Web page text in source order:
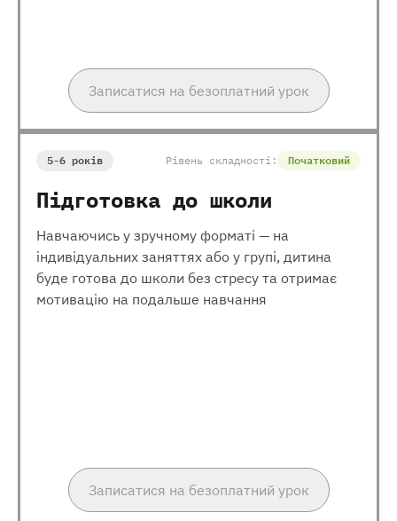
Записатися на безоплатний урок
5-6 років Рівень складності: Початковий
Підготовка до школи
Навчаючись у зручному форматі — на
індивідуальних заняттях або у групі, дитина
буде готова до школи без стресу та отримає
мотивацію на подальше навчання
Записатися на безоплатний урок